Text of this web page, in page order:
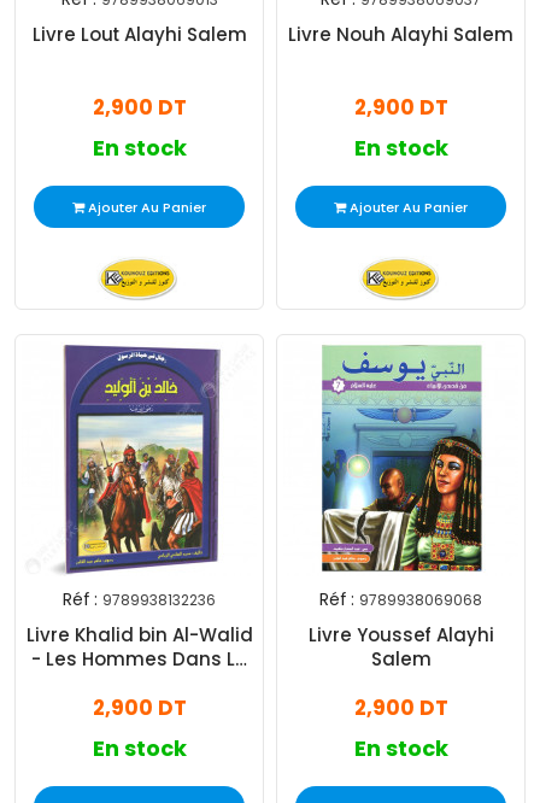
Livre Lout Alayhi Salem
2,900 DT
En stock
Ajouter Au Panier
Livre Nouh Alayhi Salem
2,900 DT
En stock
Ajouter Au Panier
Réf : 9789938132236
Livre Khalid bin Al-Walid
- Les Hommes Dans La
2,900 DT
En stock
Réf : 9789938069068
Livre Youssef Alayhi
Salem
2,900 DT
En stock